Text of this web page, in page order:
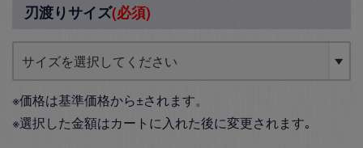
刃渡りサイズ(必須)
※価格は基準価格から±されます。
※選択した金額はカートに入れた後に変更されます｡